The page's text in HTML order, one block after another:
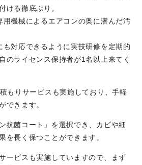
ける徹底ぶり。
用機械によるエアコンの奥に潜んだ汚
対応できるように実技研修を定期的
のライセンス保持者が1名以上来てく
もりサービスも実施しており、手軽
できます。
抗菌コート」を選択でき、カビや細
を長く保つことができます。
ービスも実施していますので、まず